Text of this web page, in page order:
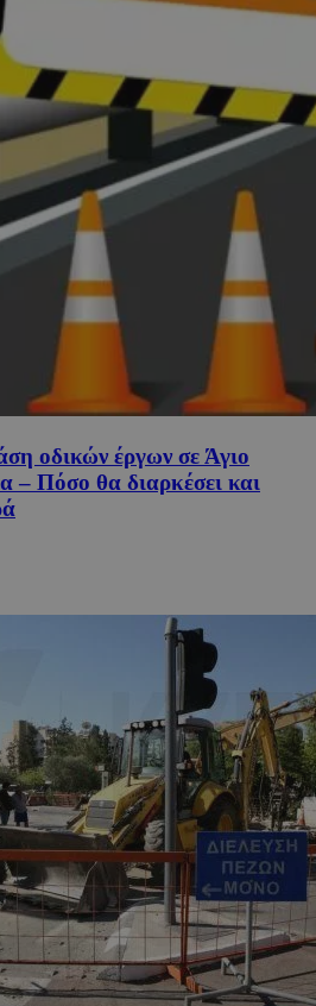
οδικών έργων σε Άγιο
– Πόσο θα διαρκέσει και